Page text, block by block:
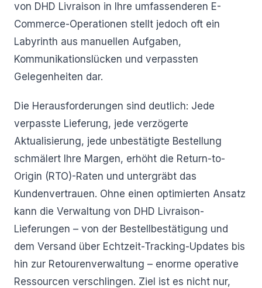
von DHD Livraison in Ihre umfassenderen E-
Commerce-Operationen stellt jedoch oft ein
Labyrinth aus manuellen Aufgaben,
Kommunikationslücken und verpassten
Gelegenheiten dar.
Die Herausforderungen sind deutlich: Jede
verpasste Lieferung, jede verzögerte
Aktualisierung, jede unbestätigte Bestellung
schmälert Ihre Margen, erhöht die Return-to-
Origin (RTO)-Raten und untergräbt das
Kundenvertrauen. Ohne einen optimierten Ansatz
kann die Verwaltung von DHD Livraison-
Lieferungen – von der Bestellbestätigung und
dem Versand über Echtzeit-Tracking-Updates bis
hin zur Retourenverwaltung – enorme operative
Ressourcen verschlingen. Ziel ist es nicht nur,